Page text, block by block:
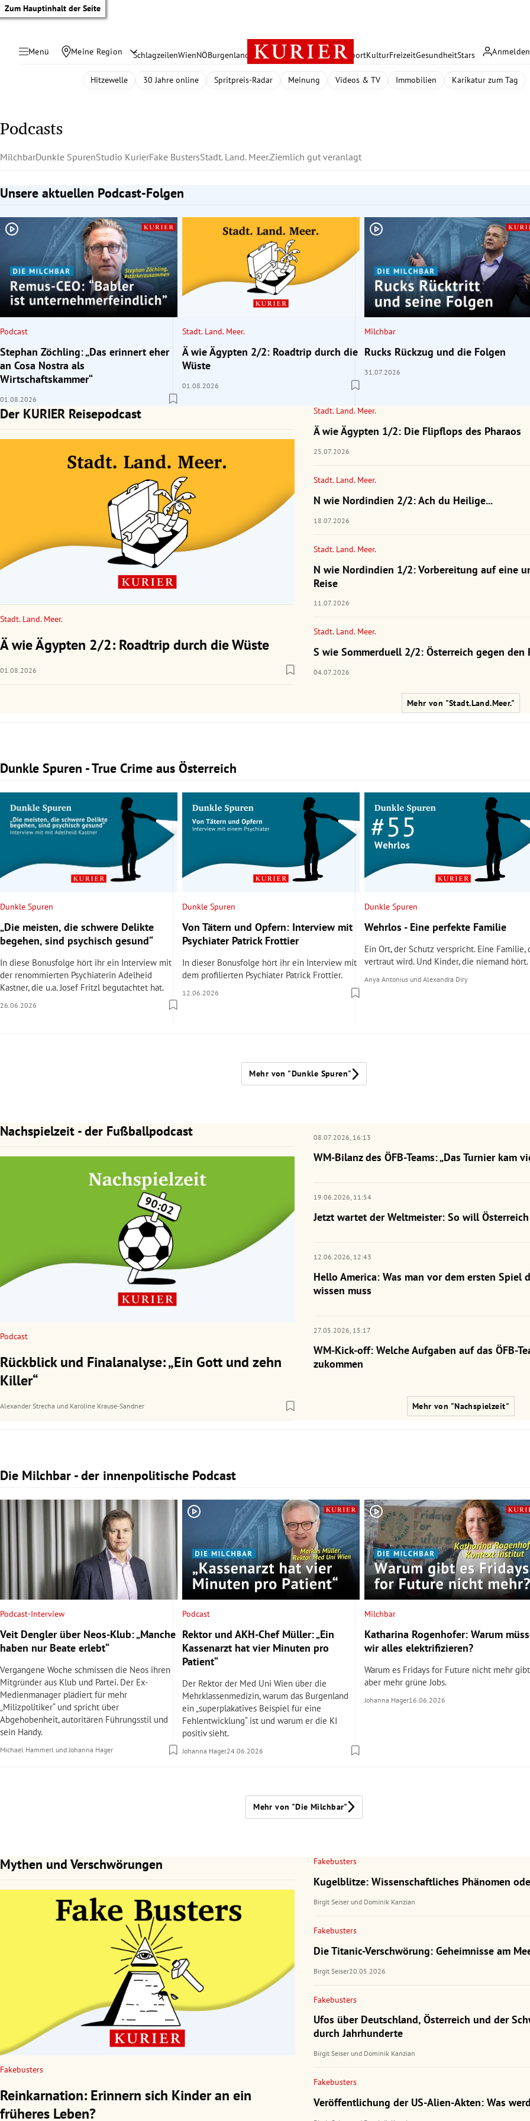
Zum Hauptinhalt der Seite
Menü Meine Region Anmelden
SchlagzeilenWienNÖBurgenland Österreich PolitikWirtschaft SportKulturFreizeitGesundheitStars
Untermenü
Untermenü
Untermenü
Untermenü
Untermenü
Untermenü
Untermenü
Hitzewelle 30 Jahre online Spritpreis-Radar Meinung Videos & TV Immobilien Karikatur zum Tag
Podcasts
MilchbarDunkle SpurenStudio KurierFake BustersStadt. Land. Meer.Ziemlich gut veranlagt
Unsere aktuellen Podcast-Folgen
Slide 1 von 2
Podcast
Stephan Zöchling: „Das erinnert eher
an Cosa Nostra als
Wirtschaftskammer“
01.08.2026
Stadt. Land. Meer.
Ä wie Ägypten 2/2: Roadtrip durch die
Wüste
01.08.2026
Milchbar
Rucks Rückzug und die Folgen
31.07.2026
Der KURIER Reisepodcast
Stadt. Land. Meer.
Ä wie Ägypten 2/2: Roadtrip durch die Wüste
01.08.2026
Stadt. Land. Meer.
Ä wie Ägypten 1/2: Die Flipflops des Pharaos
25.07.2026
Stadt. Land. Meer.
N wie Nordindien 2/2: Ach du Heilige...
18.07.2026
Stadt. Land. Meer.
N wie Nordindien 1/2: Vorbereitung auf eine
Reise
11.07.2026
Stadt. Land. Meer.
S wie Sommerduell 2/2: Österreich gegen den
04.07.2026
Mehr von "Stadt.Land.Meer."
Dunkle Spuren - True Crime aus Österreich
Slide 1 von 3
Dunkle Spuren
„Die meisten, die schwere Delikte
begehen, sind psychisch gesund“
In diese Bonusfolge hört ihr ein Interview mit
der renommierten Psychiaterin Adelheid
Kastner, die u.a. Josef Fritzl begutachtet hat.
26.06.2026
Dunkle Spuren
Von Tätern und Opfern: Interview mit
Psychiater Patrick Frottier
In dieser Bonusfolge hört ihr ein Interview mit
dem profilierten Psychiater Patrick Frottier.
12.06.2026
Dunkle Spuren
Wehrlos - Eine perfekte Familie
Ein Ort, der Schutz verspricht. Eine Familie,
vertraut wird. Und Kinder, die niemand hört.
Anya Antonius und Alexandra Diry
Mehr von "Dunkle Spuren"
Nachspielzeit - der Fußballpodcast
Podcast
Rückblick und Finalanalyse: „Ein Gott und zehn
Killer“
Alexander Strecha und Karoline Krause-Sandner
08.07.2026, 16:13
WM-Bilanz des ÖFB-Teams: „Das Turnier kam
19.06.2026, 11:54
Jetzt wartet der Weltmeister: So will
12.06.2026, 12:43
Hello America: Was man vor dem ersten Spiel
wissen muss
27.05.2026, 15:17
WM-Kick-off: Welche Aufgaben auf das ÖFB-
zukommen
Mehr von "Nachspielzeit"
Die Milchbar - der innenpolitische Podcast
Slide 1 von 3
Podcast-Interview
Veit Dengler über Neos-Klub: „Manche
haben nur Beate erlebt“
Vergangene Woche schmissen die Neos ihren
Mitgründer aus Klub und Partei. Der Ex-
Medienmanager plädiert für mehr
„Milizpolitiker“ und spricht über
Abgehobenheit, autoritären Führungsstil und
sein Handy.
Michael Hammerl undJohanna Hager
Podcast
Rektor und AKH-Chef Müller: „Ein
Kassenarzt hat vier Minuten pro
Patient“
Der Rektor der Med Uni Wien über die
Mehrklassenmedizin, warum das Burgenland
ein „superplakatives Beispiel für eine
Fehlentwicklung“ ist und warum er die KI
positiv sieht.
Johanna Hager24.06.2026
Milchbar
Katharina Rogenhofer: Warum
wir alles elektrifizieren?
Warum es Fridays for Future nicht mehr
aber mehr grüne Jobs.
Johanna Hager16.06.2026
Mehr von "Die Milchbar"
Mythen und Verschwörungen
Fakebusters
Reinkarnation: Erinnern sich Kinder an ein
früheres Leben?
Fakebusters
Kugelblitze: Wissenschaftliches Phänomen
Birgit Seiserund Dominik Kanzian
Fakebusters
Die Titanic-Verschwörung: Geheimnisse am
Birgit Seiser20.05.2026
Fakebusters
Ufos über Deutschland, Österreich und der
durch Jahrhunderte
Birgit Seiserund Dominik Kanzian
Fakebusters
Veröffentlichung der US-Alien-Akten: Was